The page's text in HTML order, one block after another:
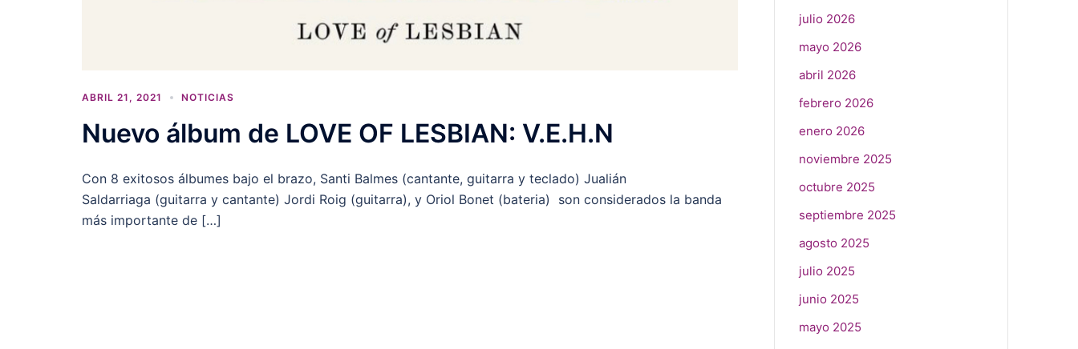
ABRIL 21, 2021 NOTICIAS
Nuevo álbum de LOVE OF LESBIAN: V.E.H.N
Con 8 exitosos álbumes bajo el brazo, Santi Balmes (cantante, guitarra y teclado) Jualián
Saldarriaga (guitarra y cantante) Jordi Roig (guitarra), y Oriol Bonet (bateria) son considerados la banda
más importante de […]
julio 2026
mayo 2026
abril 2026
febrero 2026
enero 2026
noviembre 2025
octubre 2025
septiembre 2025
agosto 2025
julio 2025
junio 2025
mayo 2025